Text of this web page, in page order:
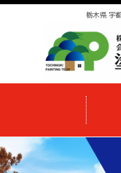
栃木県 宇